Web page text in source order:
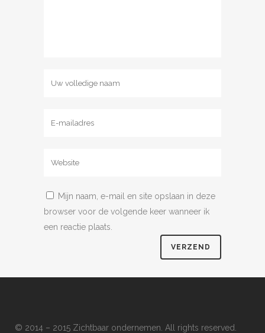
Mijn naam, e-mail en site opslaan in deze
browser voor de volgende keer wanneer ik
een reactie plaats.
© 2014 – 2015 Zichtbaar ondernemen. All rights reserved.